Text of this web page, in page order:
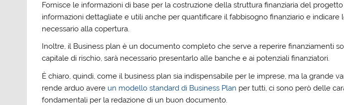
Fornisce le informazioni di base per la costruzione della struttura finanziaria del
informazioni dettagliate e utili anche per quantificare il fabbisogno finanziario e indicare
necessario alla copertura.
Inoltre, il Business plan è un documento completo che serve a reperire finanziamenti
capitale di rischio, sarà necessario presentarlo alle banche e ai potenziali finanziatori.
È chiaro, quindi, come il business plan sia indispensabile per le imprese, ma la grande
rende arduo avere un modello standard di Business Plan per tutti, ci sono però delle
fondamentali per la redazione di un buon documento.